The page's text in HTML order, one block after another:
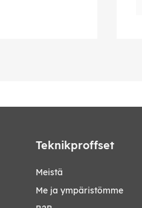
Teknikproffset
Meistä
Me ja ympäristömme